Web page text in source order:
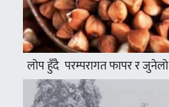
लोप हुँदै परम्परागत फापर र जुनेलो